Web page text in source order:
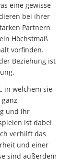
eine gewisse
bei ihrer
Partnern
Höchstmaß
vorfinden.
Beziehung ist
in welchem sie
und ihr
ist dabei
verhilft das
und einer
sind außerdem